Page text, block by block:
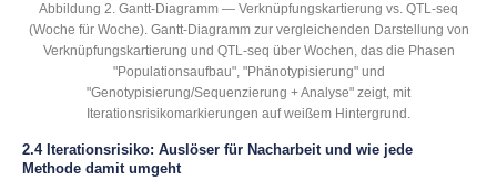
Abbildung 2. Gantt-Diagramm — Verknüpfungskartierung vs. QTL-seq
(Woche für Woche). Gantt-Diagramm zur vergleichenden Darstellung von
Verknüpfungskartierung und QTL-seq über Wochen, das die Phasen
"Populationsaufbau", "Phänotypisierung" und
"Genotypisierung/Sequenzierung + Analyse" zeigt, mit
Iterationsrisikomarkierungen auf weißem Hintergrund.
2.4 Iterationsrisiko: Auslöser für Nacharbeit und wie jede
Methode damit umgeht